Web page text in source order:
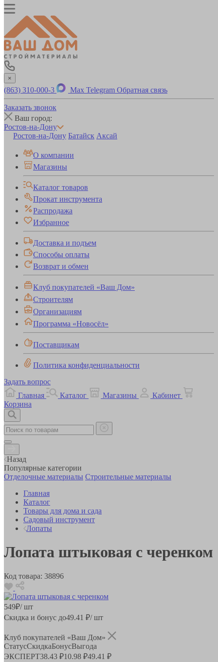
×
(863) 310-000-3 Max Telegram Обратная связь
Заказать звонок
Ваш город:
Ростов-на-Дону
Ростов-на-Дону Батайск Аксай
О компании
Магазины
Каталог товаров
Прокат инструмента
Распродажа
Избранное
Доставка и подъем
Способы оплаты
Возврат и обмен
Клуб покупателей «Ваш Дом»
Строителям
Организациям
Программа «Новосёл»
Поставщикам
Политика конфиденциальности
Задать вопрос
Главная
Каталог Магазины
Кабинет
Корзина
Назад
Популярные категории
Отделочные материалы Строительные материалы
Главная
Каталог
Товары для дома и сада
Садовый инструмент
Лопаты
Лопата штыковая с черенком
Код товара: 38896
549₽/ шт
Скидка и бонус до49.41 ₽/ шт
Клуб покупателей «Ваш Дом»
СтатусСкидкаБонусВыгода
ЭКСПЕРТ38.43 ₽10.98 ₽49.41 ₽